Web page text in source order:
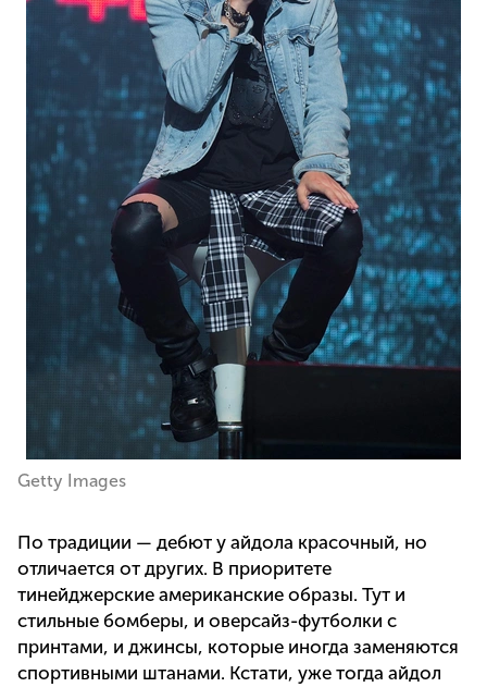
Getty Images
По традиции — дебют у айдола красочный, но
отличается от других. В приоритете
тинейджерские американские образы. Тут и
стильные бомберы, и оверсайз-футболки с
принтами, и джинсы, которые иногда заменяются
спортивными штанами. Кстати, уже тогда айдол